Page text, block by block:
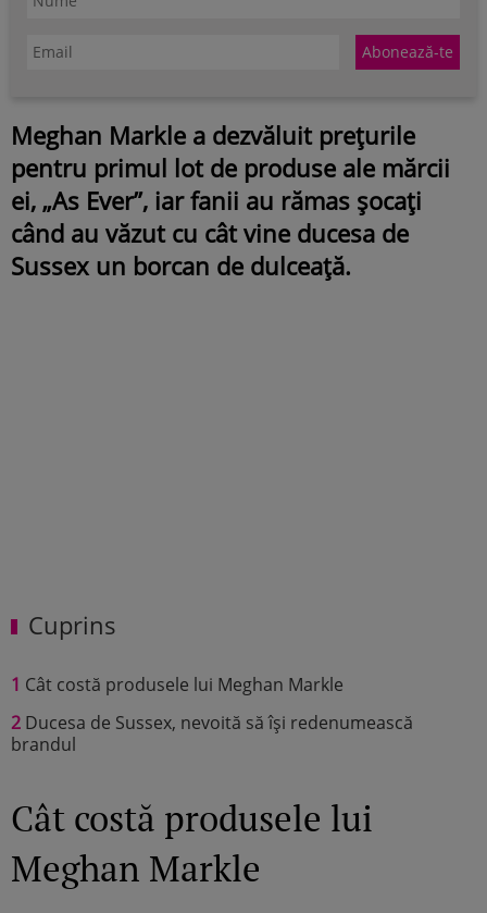
Meghan Markle a dezvăluit prețurile
pentru primul lot de produse ale mărcii
ei, „As Ever”, iar fanii au rămas șocați
când au văzut cu cât vine ducesa de
Sussex un borcan de dulceață.
Cuprins
1 Cât costă produsele lui Meghan Markle
2 Ducesa de Sussex, nevoită să își redenumească
brandul
Cât costă produsele lui
Meghan Markle